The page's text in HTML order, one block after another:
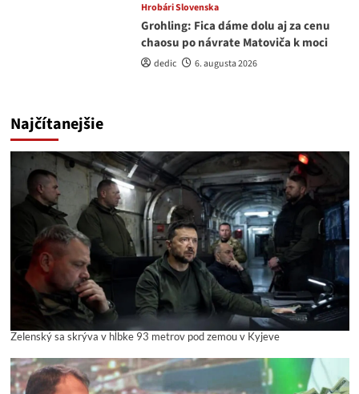
Hrobári Slovenska
Grohling: Fica dáme dolu aj za cenu
chaosu po návrate Matoviča k moci
dedic 6. augusta 2026
Najčítanejšie
Zelenský sa skrýva v hĺbke 93 metrov pod zemou v Kyjeve